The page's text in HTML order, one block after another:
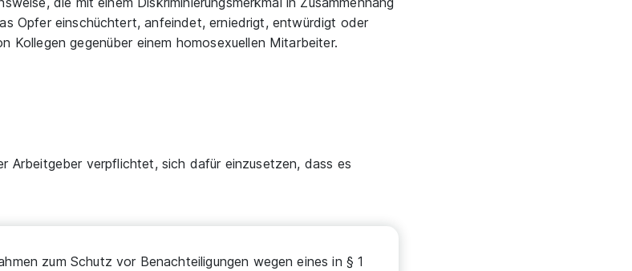
Opfer einschüchtert, anfeindet, erniedrigt, entwürdigt oder
Kollegen gegenüber einem homosexuellen Mitarbeiter.
Arbeitgeber verpflichtet, sich dafür einzusetzen, dass es
zum Schutz vor Benachteiligungen wegen eines in § 1